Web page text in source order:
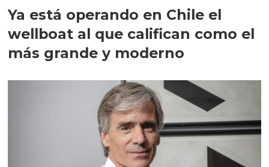
Ya está operando en Chile el
wellboat al que califican como el
más grande y moderno